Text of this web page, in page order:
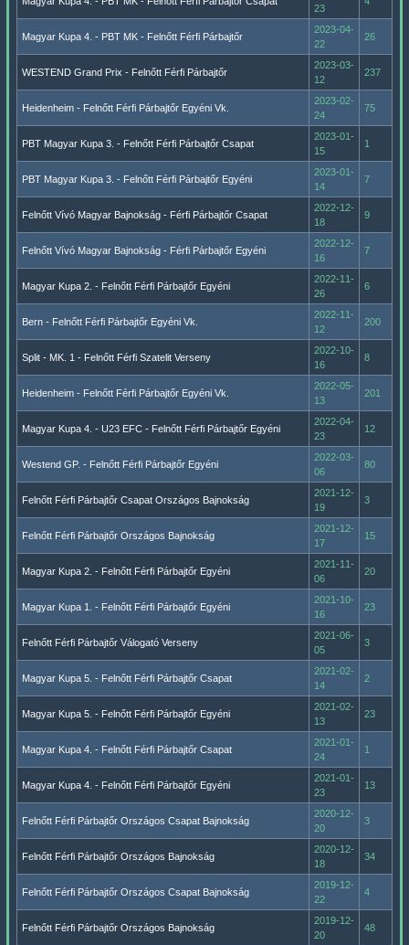
23
Magyar Kupa 4. - PBT MK - Felnőtt Férfi Párbajtőr
2023-04-
22
26
WESTEND Grand Prix - Felnőtt Férfi Párbajtőr
2023-03-
12
237
Heidenheim - Felnőtt Férfi Párbajtőr Egyéni Vk.
2023-02-
24
75
PBT Magyar Kupa 3. - Felnőtt Férfi Párbajtőr Csapat
2023-01-
15
1
PBT Magyar Kupa 3. - Felnőtt Férfi Párbajtőr Egyéni
2023-01-
14
7
Felnőtt Vívó Magyar Bajnokság - Férfi Párbajtőr Csapat
2022-12-
18
9
Felnőtt Vívó Magyar Bajnokság - Férfi Párbajtőr Egyéni
2022-12-
16
7
Magyar Kupa 2. - Felnőtt Férfi Párbajtőr Egyéni
2022-11-
26
6
Bern - Felnőtt Férfi Párbajtőr Egyéni Vk.
2022-11-
12
200
Split - MK. 1 - Felnőtt Férfi Szatelit Verseny
2022-10-
16
8
Heidenheim - Felnőtt Férfi Párbajtőr Egyéni Vk.
2022-05-
13
201
Magyar Kupa 4. - U23 EFC - Felnőtt Férfi Párbajtőr Egyéni
2022-04-
23
12
Westend GP. - Felnőtt Férfi Párbajtőr Egyéni
2022-03-
06
80
Felnőtt Férfi Párbajtőr Csapat Országos Bajnokság
2021-12-
19
3
Felnőtt Férfi Párbajtőr Országos Bajnokság
2021-12-
17
15
Magyar Kupa 2. - Felnőtt Férfi Párbajtőr Egyéni
2021-11-
06
20
Magyar Kupa 1. - Felnőtt Férfi Párbajtőr Egyéni
2021-10-
16
23
Felnőtt Férfi Párbajtőr Válogató Verseny
2021-06-
05
3
Magyar Kupa 5. - Felnőtt Férfi Párbajtőr Csapat
2021-02-
14
2
Magyar Kupa 5. - Felnőtt Férfi Párbajtőr Egyéni
2021-02-
13
23
Magyar Kupa 4. - Felnőtt Férfi Párbajtőr Csapat
2021-01-
24
1
Magyar Kupa 4. - Felnőtt Férfi Párbajtőr Egyéni
2021-01-
23
13
Felnőtt Férfi Párbajtőr Országos Csapat Bajnokság
2020-12-
20
3
Felnőtt Férfi Párbajtőr Országos Bajnokság
2020-12-
18
34
Felnőtt Férfi Párbajtőr Országos Csapat Bajnokság
2019-12-
22
4
Felnőtt Férfi Párbajtőr Országos Bajnokság
2019-12-
20
48